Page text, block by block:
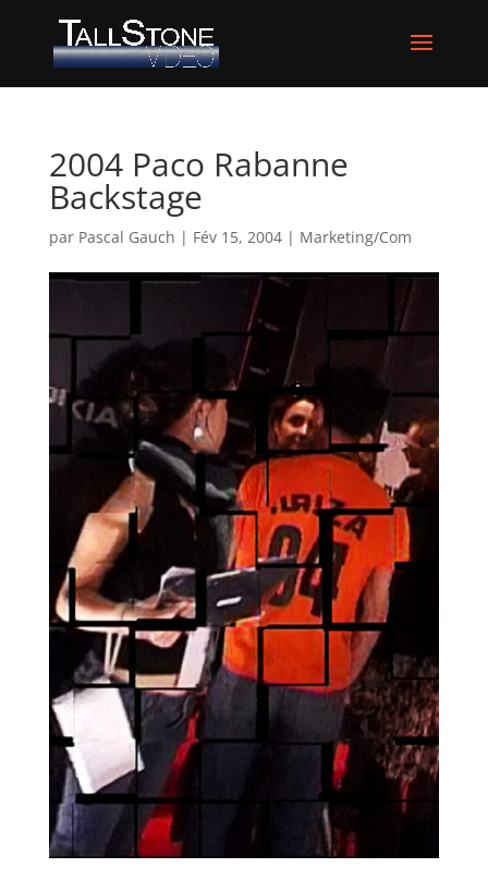
2004 Paco Rabanne
Backstage
par Pascal Gauch | Fév 15, 2004| Marketing/Com